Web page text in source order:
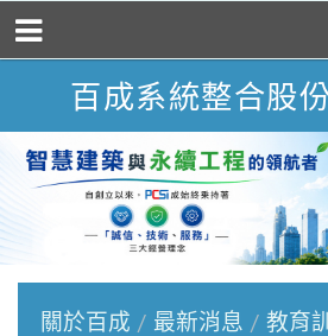
百成系統整合股
關於百成 最新消息 教育